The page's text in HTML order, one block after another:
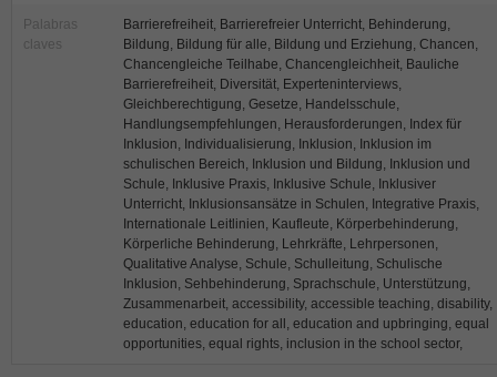
Palabras
claves
Barrierefreiheit, Barrierefreier Unterricht, Behinderung,
Bildung, Bildung für alle, Bildung und Erziehung, Chancen,
Chancengleiche Teilhabe, Chancengleichheit, Bauliche
Barrierefreiheit, Diversität, Experteninterviews,
Gleichberechtigung, Gesetze, Handelsschule,
Handlungsempfehlungen, Herausforderungen, Index für
Inklusion, Individualisierung, Inklusion, Inklusion im
schulischen Bereich, Inklusion und Bildung, Inklusion und
Schule, Inklusive Praxis, Inklusive Schule, Inklusiver
Unterricht, Inklusionsansätze in Schulen, Integrative Praxis,
Internationale Leitlinien, Kaufleute, Körperbehinderung,
Körperliche Behinderung, Lehrkräfte, Lehrpersonen,
Qualitative Analyse, Schule, Schulleitung, Schulische
Inklusion, Sehbehinderung, Sprachschule, Unterstützung,
Zusammenarbeit, accessibility, accessible teaching, disability,
education, education for all, education and upbringing, equal
opportunities, equal rights, inclusion in the school sector,